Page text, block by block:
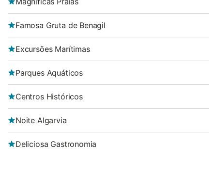
Famosa Gruta de Benagil
Excursões Marítimas
Parques Aquáticos
Centros Históricos
Noite Algarvia
Deliciosa Gastronomia